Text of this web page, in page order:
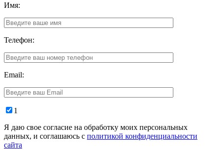
Имя:
Телефон:
Email:
1
Я даю свое согласие на обработку моих персональных
данных, и соглашаюсь с политикой конфиденциальности
сайта